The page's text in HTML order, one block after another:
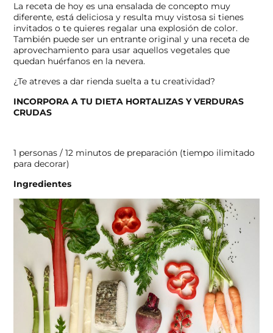
La receta de hoy es una ensalada de concepto muy
diferente, está deliciosa y resulta muy vistosa si tienes
invitados o te quieres regalar una explosión de color.
También puede ser un entrante original y una receta de
aprovechamiento para usar aquellos vegetales que
quedan huérfanos en la nevera.
¿Te atreves a dar rienda suelta a tu creatividad?
INCORPORA A TU DIETA HORTALIZAS Y VERDURAS
CRUDAS
1 personas / 12 minutos de preparación (tiempo ilimitado
para decorar)
Ingredientes